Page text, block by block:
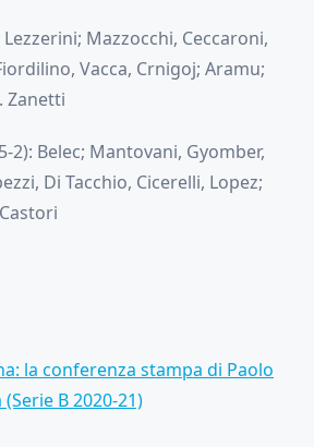
Lezzerini; Mazzocchi, Ceccaroni,
Vacca, Crnigoj; Aramu;
Zanetti
2): Belec; Mantovani, Gyomber,
Di Tacchio, Cicerelli, Lopez;
la conferenza stampa di Paolo
B 2020-21)